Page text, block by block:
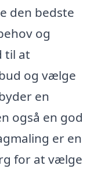
den bedste
og
til at
og vælge
en
også en god
er en
for at vælge